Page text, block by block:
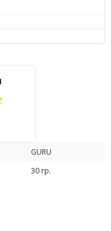
GURU
30 гр.